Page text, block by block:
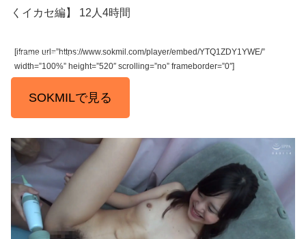
くイカセ編】 12人4時間
[iframe url=”https://www.sokmil.com/player/embed/YTQ1ZDY1YWE/”
width=”100%” height=”520″ scrolling=”no” frameborder=”0″]
続きはコチラから
SOKMILで見る